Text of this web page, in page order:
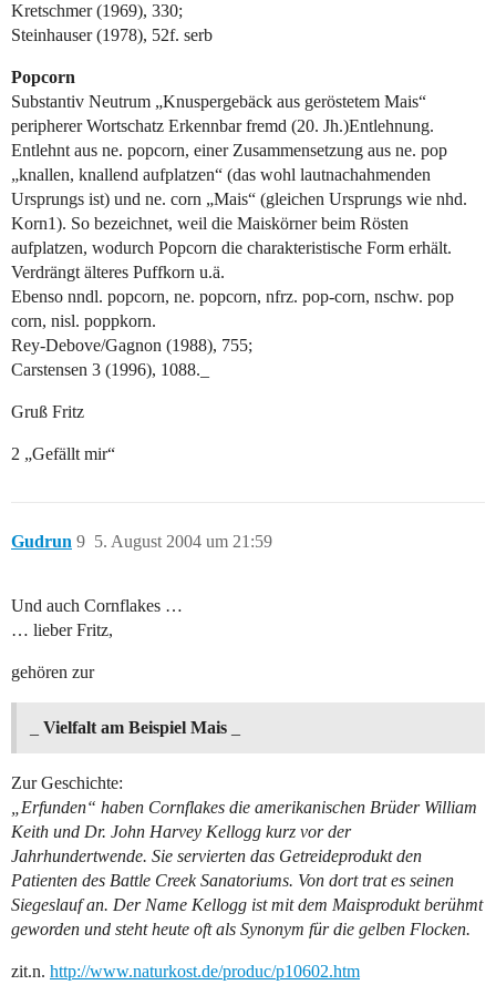
Kretschmer (1969), 330;
Steinhauser (1978), 52f. serb
Popcorn
Substantiv Neutrum „Knuspergebäck aus geröstetem Mais“
peripherer Wortschatz Erkennbar fremd (20. Jh.)Entlehnung.
Entlehnt aus ne. popcorn, einer Zusammensetzung aus ne. pop
„knallen, knallend aufplatzen“ (das wohl lautnachahmenden
Ursprungs ist) und ne. corn „Mais“ (gleichen Ursprungs wie nhd.
Korn1). So bezeichnet, weil die Maiskörner beim Rösten
aufplatzen, wodurch Popcorn die charakteristische Form erhält.
Verdrängt älteres Puffkorn u.ä.
Ebenso nndl. popcorn, ne. popcorn, nfrz. pop-corn, nschw. pop
corn, nisl. poppkorn.
Rey-Debove/Gagnon (1988), 755;
Carstensen 3 (1996), 1088._
Gruß Fritz
2 „Gefällt mir“
Gudrun 5. August 2004 um 21:59
9
Und auch Cornflakes …
… lieber Fritz,
gehören zur
Vielfalt am Beispiel Mais
Zur Geschichte:
„Erfunden“ haben Cornflakes die amerikanischen Brüder William
Keith und Dr. John Harvey Kellogg kurz vor der
Jahrhundertwende. Sie servierten das Getreideprodukt den
Patienten des Battle Creek Sanatoriums. Von dort trat es seinen
Siegeslauf an. Der Name Kellogg ist mit dem Maisprodukt berühmt
geworden und steht heute oft als Synonym für die gelben Flocken.
zit.n. http://www.naturkost.de/produc/p10602.htm